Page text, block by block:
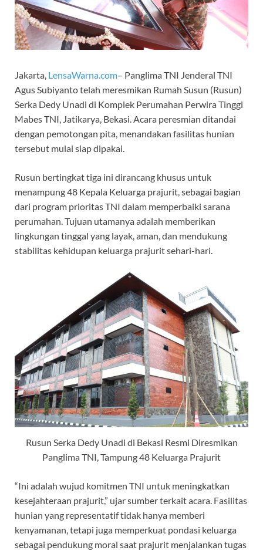
Jakarta, LensaWarna.com– Panglima TNI Jenderal TNI
Agus Subiyanto telah meresmikan Rumah Susun (Rusun)
Serka Dedy Unadi di Komplek Perumahan Perwira Tinggi
Mabes TNI, Jatikarya, Bekasi. Acara peresmian ditandai
dengan pemotongan pita, menandakan fasilitas hunian
tersebut mulai siap dipakai.
Rusun bertingkat tiga ini dirancang khusus untuk
menampung 48 Kepala Keluarga prajurit, sebagai bagian
dari program prioritas TNI dalam memperbaiki sarana
perumahan. Tujuan utamanya adalah memberikan
lingkungan tinggal yang layak, aman, dan mendukung
stabilitas kehidupan keluarga prajurit sehari-hari.
Rusun Serka Dedy Unadi di Bekasi Resmi Diresmikan
Panglima TNI, Tampung 48 Keluarga Prajurit
“Ini adalah wujud komitmen TNI untuk meningkatkan
kesejahteraan prajurit,” ujar sumber terkait acara. Fasilitas
hunian yang representatif tidak hanya memberi
kenyamanan, tetapi juga memperkuat pondasi keluarga
sebagai pendukung moral saat prajurit menjalankan tugas